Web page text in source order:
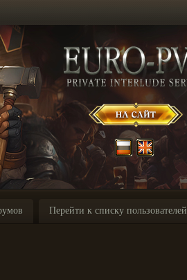
Перейти к списку пользователей